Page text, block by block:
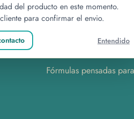
del producto en este momento.
para confirmar el envio.
Entendido
Fórmulas pensadas